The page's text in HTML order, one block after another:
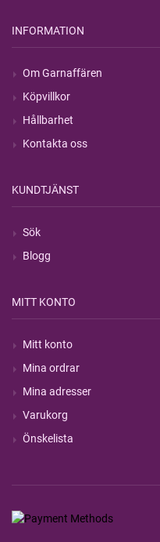
INFORMATION
Om Garnaffären
Köpvillkor
Hållbarhet
Kontakta oss
KUNDTJÄNST
Sök
Blogg
MITT KONTO
Mitt konto
Mina ordrar
Mina adresser
Varukorg
Önskelista